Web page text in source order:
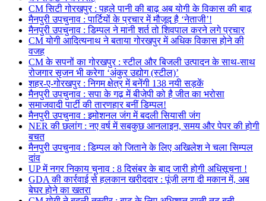
CM सिटी गोरखपुर : पहले पानी की बाढ़ अब योगी के विकास की बाढ़
मैनपुरी उपचुनाव : पार्टियों के प्रचार में मौजूद है ‘नेताजी’!
मैनपुरी उपचुनाव : डिम्पल ने मानी शर्त तो शिवपाल करने लगे प्रचार
CM योगी आदित्यनाथ ने बताया गोरखपुर में अधिक विकास होने की
वजह
CM के सपनों का गोरखपुर : स्टील और बिजली उत्पादन के साथ-साथ
रोजगार सृजन भी करेगा ‘अंकुर उद्योग (स्टील)’
शहर-ए-गोरखपुर : निगम क्षेत्र में बनेंगी 138 नयी सड़कें
मैनपुरी उपचुनाव : सपा के गढ़ में बीजेपी को है जीत का भरोसा
समाजवादी पार्टी की तारणहार बनीं डिम्पल!
मैनपुरी उपचुनाव : इमोशनल जंग में बदली सियासी जंग
NER की छलांग : नए वर्ष में सबकुछ आनलाइन, समय और पेपर की होगी
बचत
मैनपुरी उपचुनाव : डिम्पल को जिताने के लिए अखिलेश ने चला सिम्पल
दांव
UP में नगर निकाय चुनाव : 8 दिसंबर के बाद जारी होगी अधिसूचना !
GDA की कार्रवाई से हलकान खरीददार : पूंजी लगा दी मकान में, अब
बेघर होने का खतरा